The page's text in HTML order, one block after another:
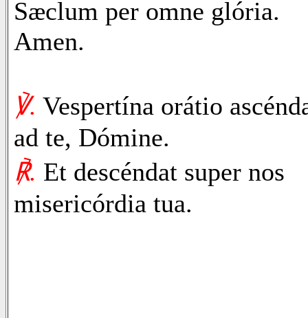
Sæclum per omne glória.
Amen.
℣. Vespertína orátio
ad te, Dómine.
℟. Et descéndat super nos
misericórdia tua.